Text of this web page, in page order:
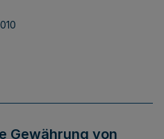
Gewährung von